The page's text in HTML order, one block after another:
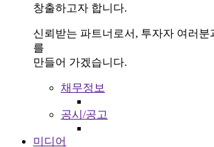
창출하고자 합니다.
신뢰받는 파트너로서, 투자자 여러분
를
만들어 가겠습니다.
채무정보
공시/공고
미디어